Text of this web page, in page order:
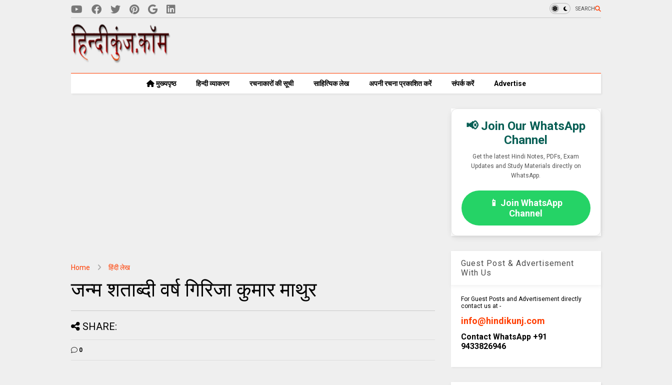
SEARCH
मुख्यपृष्ठ हिन्दी व्याकरण रचनाकारों की सूची साहित्यिक लेख अपनी रचना प्रकाशित करें संपर्क करें Advertise
Home हिंदी लेख
जन्म शताब्दी वर्ष गिरिजा कुमार माथुर
SHARE:
0
📢 Join Our WhatsApp
Channel
Get the latest Hindi Notes, PDFs, Exam
Updates and Study Materials directly on
WhatsApp.
📱 Join WhatsApp
Channel
Guest Post & Advertisement
With Us
For Guest Posts and Advertisement directly
contact us at -
info@hindikunj.com
Contact WhatsApp +91
9433826946